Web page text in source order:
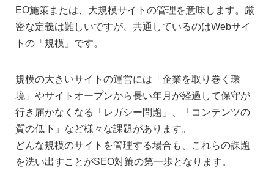
EO施策または、大規模サイトの管理を意味します。厳
密な定義は難しいですが、共通しているのはWebサイ
トの「規模」です。
規模の大きいサイトの運営には「企業を取り巻く環
境」やサイトオープンから長い年月が経過して保守が
行き届かなくなる「レガシー問題」、「コンテンツの
質の低下」など様々な課題があります。
どんな規模のサイトを管理する場合も、これらの課題
を洗い出すことがSEO対策の第一歩となります。